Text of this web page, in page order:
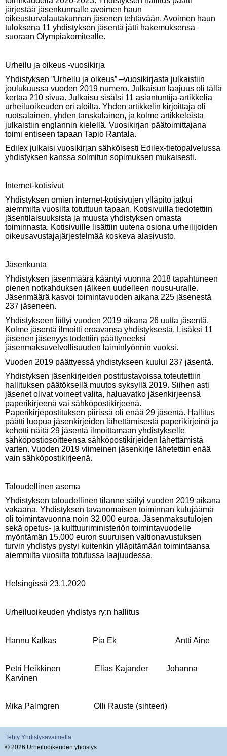
järjestää jäsenkunnalle avoimen haun
oikeusturvalautakunnan jäsenen tehtävään. Avoimen haun
tuloksena 11 yhdistyksen jäsentä jätti hakemuksensa
suoraan Olympiakomitealle.
Urheilu ja oikeus -vuosikirja
Yhdistyksen ”Urheilu ja oikeus” –vuosikirjasta julkaistiin
joulukuussa vuoden 2019 numero. Julkaisun laajuus oli tällä
kertaa 210 sivua. Julkaisu sisälsi 11 asiantuntija-artikkelia
urheiluoikeuden eri aloilta. Yhden artikkelin kirjoittaja oli
ruotsalainen, yhden tanskalainen, ja kolme artikkeleista
julkaistiin englannin kielellä. Vuosikirjan päätoimittajana
toimi entiseen tapaan Tapio Rantala.
Edilex julkaisi vuosikirjan sähköisesti Edilex-tietopalvelussa
yhdistyksen kanssa solmitun sopimuksen mukaisesti.
Internet-kotisivut
Yhdistyksen omien internet-kotisivujen ylläpito jatkui
aiemmilta vuosilta totuttuun tapaan. Kotisivuilla tiedotettiin
jäsentilaisuuksista ja muusta yhdistyksen omasta
toiminnasta. Kotisivuille lisättiin uutena osiona urheilijoiden
oikeusavustajajärjestelmää koskeva alasivusto.
Jäsenkunta
Yhdistyksen jäsenmäärä kääntyi vuonna 2018 tapahtuneen
pienen notkahduksen jälkeen uudelleen nousu-uralle.
Jäsenmäärä kasvoi toimintavuoden aikana 225 jäsenestä
237 jäseneen.
Yhdistykseen liittyi vuoden 2019 aikana 26 uutta jäsentä.
Kolme jäsentä ilmoitti eroavansa yhdistyksestä. Lisäksi 11
jäsenen jäsenyys todettiin päättyneeksi
jäsenmaksuvelvollisuuden laiminlyönnin vuoksi.
Vuoden 2019 päättyessä yhdistykseen kuului 237 jäsentä.
Yhdistyksen jäsenkirjeiden postitustavoissa toteutettiin
hallituksen päätöksellä muutos syksyllä 2019. Siihen asti
jäsenet olivat voineet valita, haluavatko jäsenkirjeensä
paperikirjeenä vai sähköpostikirjeenä.
Paperikirjepostituksen piirissä oli enää 29 jäsentä. Hallitus
päätti luopua jäsenkirjeiden lähettämisestä paperikirjeinä ja
kehotti näitä 29 jäsentä ilmoittamaan yhdistykselle
sähköpostiosoitteensa sähköpostikirjeiden lähettämistä
varten. Vuoden 2019 viimeinen jäsenkirje lähetettiin enää
vain sähköpostikirjeenä.
Taloudellinen asema
Yhdistyksen taloudellinen tilanne säilyi vuoden 2019 aikana
vakaana. Yhdistyksen tavanomaisen toiminnan kulujäämä
oli toimintavuonna noin 32.000 euroa. Jäsenmaksutulojen
sekä opetus- ja kulttuuriministeriön toimintavuodelle
myöntämän 15.000 euron suuruisen valtionavustuksen
turvin yhdistys pystyi kuitenkin ylläpitämään toimintaansa
aiemmilta vuosilta totutussa laajuudessa.
Helsingissä 23.1.2020
Urheiluoikeuden yhdistys ry:n hallitus
Hannu Kalkas Pia Ek Antti Aine
Petri Heikkinen Elias Kajander Johanna
Karvinen
Mika Palmgren Olli Rauste (sihteeri)
Tehty Yhdistysavaimella
© 2026 Urheiluoikeuden yhdistys